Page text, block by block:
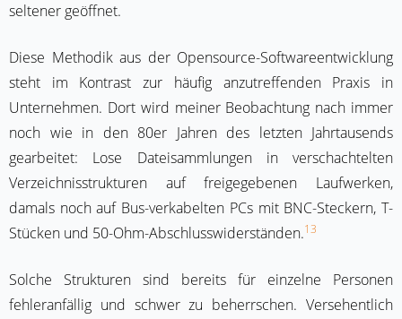
seltener geöffnet.
Diese Methodik aus der Opensource-Softwareentwicklung
steht im Kontrast zur häufig anzutreffenden Praxis in
Unternehmen. Dort wird meiner Beobachtung nach immer
noch wie in den 80er Jahren des letzten Jahrtausends
gearbeitet: Lose Dateisammlungen in verschachtelten
Verzeichnisstrukturen auf freigegebenen Laufwerken,
damals noch auf Bus-verkabelten PCs mit BNC-Steckern, T-
Stücken und 50-Ohm-Abschlusswiderständen.13
Solche Strukturen sind bereits für einzelne Personen
fehleranfällig und schwer zu beherrschen. Versehentlich